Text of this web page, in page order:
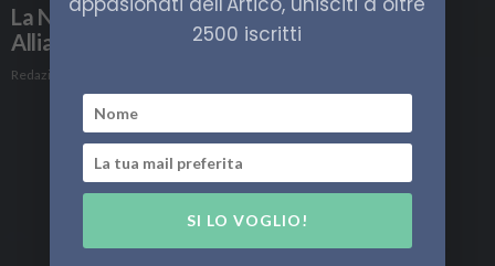
La NATO testa i droni nell’Artico con Nave
Alliance
Redazione
2500 iscritti
SI LO VOGLIO!